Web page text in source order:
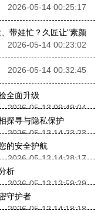
2026-05-14 00:25:17
带娃忙？久匠让"素颜
2026-05-14 00:23:02
2026-05-14 00:32:45
全面升级
2026-05-13 09:49:04
探寻与隐私保护
2026-05-12 14:23:23
的安全护航
2026-05-12 14:28:17
析
2026-05-12 12:59:29
守护者
2026-05-12 14:18:18